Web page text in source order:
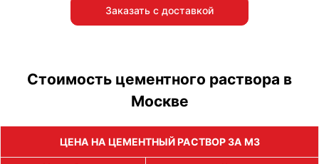
Заказать с доставкой
Стоимость цементного раствора в
Москве
ЦЕНА НА ЦЕМЕНТНЫЙ РАСТВОР ЗА М3